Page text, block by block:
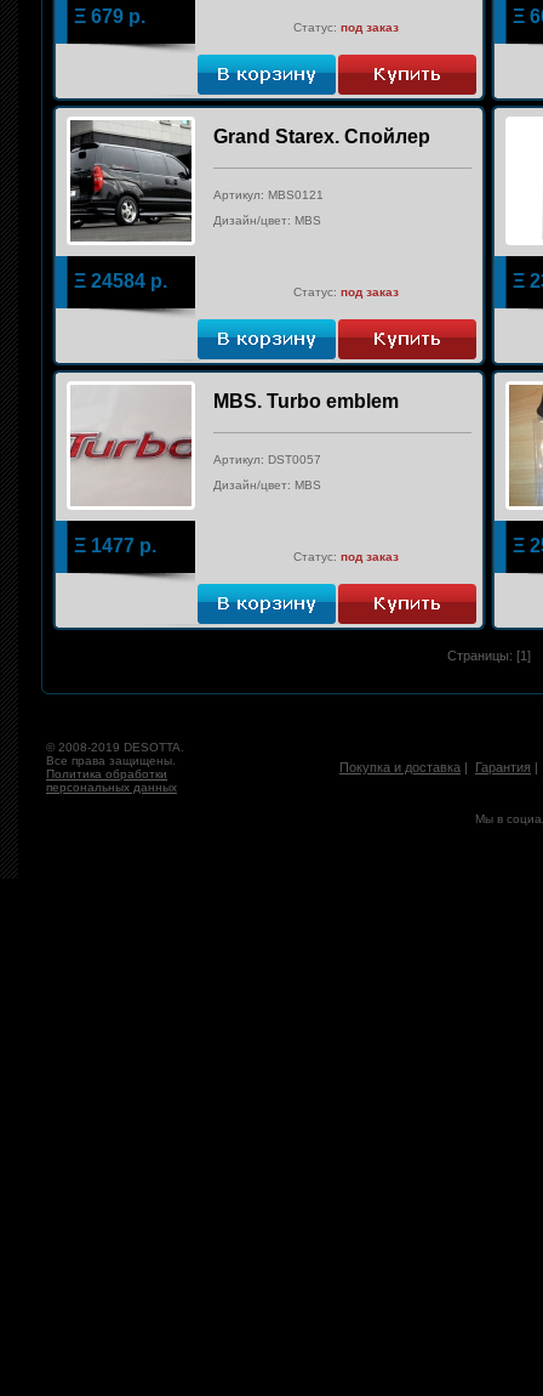
Ξ 679р.
Статус: под заказ
Ξ
Ξ 24584р.
Grand Starex. Спойлер
Артикул: MBS0121
Дизайн/цвет: MBS
Статус: под заказ
Ξ
Ξ 1477р.
MBS. Turbo emblem
Артикул: DST0057
Дизайн/цвет: MBS
Статус: под заказ
Ξ
Страницы: [1]
© 2008-2019 DESOTTA.
Все права защищены.
Политика обработки
персональных данных
Покупка и доставка | Гарантия
Мы в